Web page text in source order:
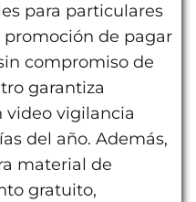
para particulares
promoción de pagar
compromiso de
garantiza
video vigilancia
del año. Además,
material de
gratuito,